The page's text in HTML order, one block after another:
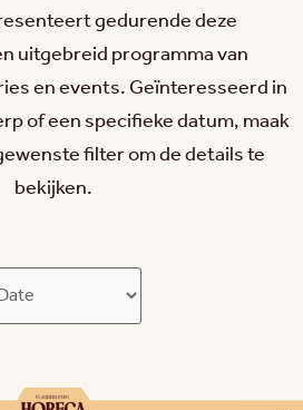
gedurende deze
uitgebreid programma van
en events. Geïnteresseerd in
of een specifieke datum, maak
filter om de details te
bekijken.